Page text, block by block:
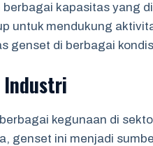
kapasitas yang
untuk mendukung
genset di berbagai
Industri
kegunaan di
genset ini menjadi